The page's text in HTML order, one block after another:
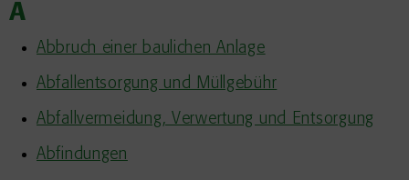
A
Abbruch einer baulichen Anlage
Abfallentsorgung und Müllgebühr
Abfallvermeidung, Verwertung und Entsorgung
Abfindungen